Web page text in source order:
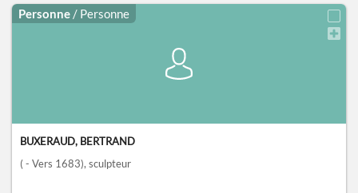
Personne / Personne
BUXERAUD, BERTRAND
( - Vers 1683), sculpteur